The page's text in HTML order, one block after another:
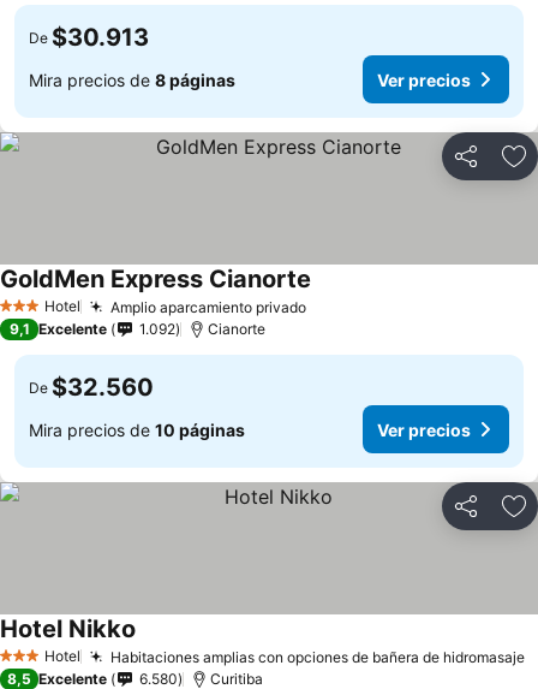
De $30.913
Mira precios de 8 páginas Ver precios
Compartir
3 Estrellas
Hotel Amplio aparcamiento privado
GoldMen Express Cianorte
9,1 Excelente 1.092 Cianorte
De $32.560
Mira precios de 10 páginas Ver precios
Compartir
3 Estrellas
Hotel Habitaciones amplias con opciones de bañera de hidromasaje
Hotel Nikko
8,5 Excelente 6.580 Curitiba